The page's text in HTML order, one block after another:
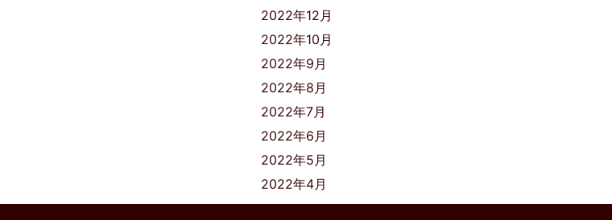
2022年12月
2022年10月
2022年9月
2022年8月
2022年7月
2022年6月
2022年5月
2022年4月